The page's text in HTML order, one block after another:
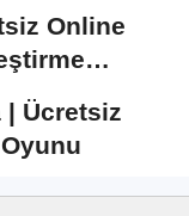
Online
| Ücretsiz